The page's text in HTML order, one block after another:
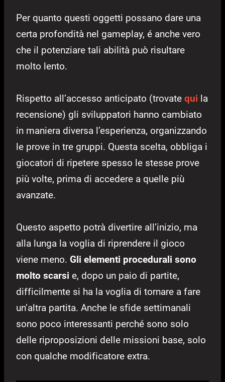
Per quanto questi oggetti possano dare una
certa profondità nel gameplay, é anche vero
che il potenziare tali abilità può risultare
molto lento.
Rispetto all’accesso anticipato (trovate qui la
recensione) gli sviluppatori hanno cambiato
in maniera diversa l’esperienza, organizzando
le prove in tre gruppi. Questa scelta, obbliga i
giocatori di ripetere spesso le stesse prove
più volte, prima di accedere a quelle più
avanzate.
Questo aspetto potrà divertire all’inizio, ma
alla lunga la voglia di riprendere il gioco
viene meno. Gli elementi procedurali sono
molto scarsi e, dopo un paio di partite,
difficilmente si ha la voglia di tornare a fare
un’altra partita. Anche le sfide settimanali
sono poco interessanti perché sono solo
delle riproposizioni delle missioni base, solo
con qualche modificatore extra.